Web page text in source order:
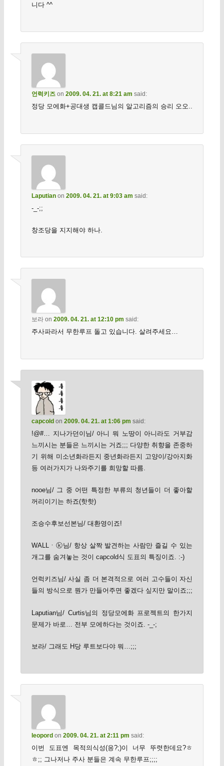
니다 ^^
언럭키즈on 2009. 04. 21. at 8:21 am said:
정당 모에화+공대생 캡콜드님의 알고리즘의 승리 오오..
Laputianon 2009. 04. 21. at 9:03 am said:
-_-;;
창조당을 지지해야 하나.
보라on 2009. 04. 21. at 12:10 pm said:
주사파라서 무한루프 돌고 있습니다. 살려주세요…
capcold on 2009. 04. 21. at 1:06 pm said:
!@#… 지나가던이님/ 아니 뭐 노땅이 아니라도 거부감
느끼시는 분들은 느끼시는 거죠;;; 다양한 취향을 존중하
기 위해 미소년화라든지 중년화라든지 고양이/강아지화
등 여러가지가 나와주기를 희망할 따름.
nooe님/ 그 중 어떤 특정한 부류의 청년들이 더 좋아할
꺼리이기는 하죠(핫핫)
조승수후보선본님/ 대환영이죠!
WALLㆍⓚ님/ 항상 살짝 발견하는 사람만 즐길 수 있는
개그를 숨겨놓는 것이 capcold식 도표의 특징이죠. :-)
언럭키즈님/ 사실 좀 더 본격적으로 여러 고수들이 자신
들의 방식으로 뭔가 만들어주면 좋겠다 싶지만 말이죠;;;
Laputian님/ Curtis님의 정당모에화 프로젝트의 한가지
문제가 바로… 전부 모에하다는 것이죠. -_-;
보라/ 그래도 H당 루트보다야 뭐…;;;
leopord on 2009. 04. 21. at 2:11 pm said:
이번 도표엔 목적의식성(응?;)이 너무 뚜렷한데요?ㅎ
ㅎ;; 그나저나 주사 분들은 계속 무한루프;;;;